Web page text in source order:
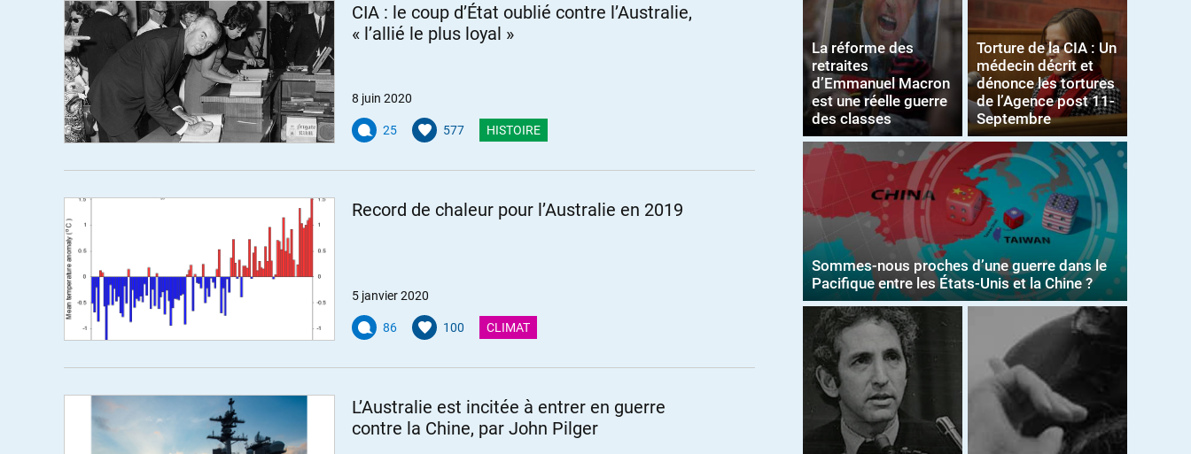
CIA : le coup d’État oublié contre l’Australie,
« l’allié le plus loyal »
8 juin 2020
25 577 HISTOIRE
Record de chaleur pour l’Australie en 2019
5 janvier 2020
86 100 CLIMAT
L’Australie est incitée à entrer en guerre
contre la Chine, par John Pilger
La réforme des
retraites
d’Emmanuel Macron
est une réelle guerre
des classes
Torture de la CIA : Un
médecin décrit et
dénonce les tortures
de l’Agence post 11-
Septembre
Sommes-nous proches d’une guerre dans le
Pacifique entre les États-Unis et la Chine ?